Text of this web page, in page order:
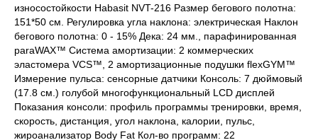
износостойкости Habasit NVT-216 Размер бегового полотна:
151*50 см. Регулировка угла наклона: электрическая Наклон
бегового полотна: 0 - 15% Дека: 24 мм., парафинированная
paraWAX™ Система амортизации: 2 коммерческих
эластомера VCS™, 2 амортизационные подушки flexGYM™
Измерение пульса: сенсорные датчики Консоль: 7 дюймовый
(17.8 см.) голубой многофункциональный LCD дисплей
Показания консоли: профиль программы тренировки, время,
скорость, дистанция, угол наклона, калории, пульс,
жироанализатор Body Fat Кол-во программ: 22